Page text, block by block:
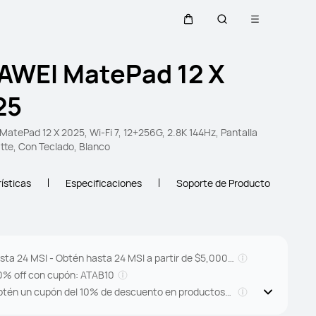
Abrir menú
MatePad 12 X
12 X 2025, Wi-Fi 7, 12+256G, 2.8K 144Hz, Pantalla
Con Teclado, Blanco
Especificaciones Soporte de Producto
24 MSI - Obtén hasta 24 MSI a partir de $5,000
off con cupón: ATAB10
un cupón del 10% de descuento en productos